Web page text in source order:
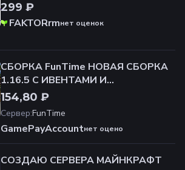
299 ₽
FAKTORrmнет оценок
СБОРКА FunTime НОВАЯ СБОРКА
1.16.5 С ИВЕНТАМИ И
УНИК.ЗАЧАРОВАНИЯМИ
154,80 ₽
Сервер:FunTime
GamePayAccountнет оценок
СОЗДАЮ СЕРВЕРА МАЙНКРАФТ